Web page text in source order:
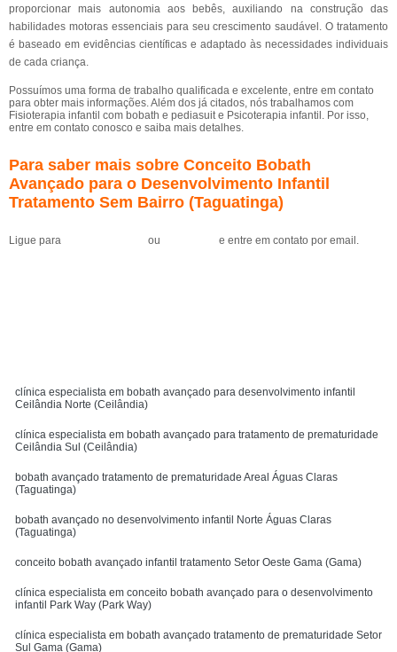
proporcionar mais autonomia aos bebês, auxiliando na construção das
habilidades motoras essenciais para seu crescimento saudável. O tratamento
é baseado em evidências científicas e adaptado às necessidades individuais
de cada criança.
Possuímos uma forma de trabalho qualificada e excelente, entre em contato
para obter mais informações. Além dos já citados, nós trabalhamos com
Fisioterapia infantil com bobath e pediasuit e Psicoterapia infantil. Por isso,
entre em contato conosco e saiba mais detalhes.
Para saber mais sobre Conceito Bobath
Avançado para o Desenvolvimento Infantil
Tratamento Sem Bairro (Taguatinga)
Ligue para ou e entre em contato por email.
clínica especialista em bobath avançado para desenvolvimento infantil
Ceilândia Norte (Ceilândia)
clínica especialista em bobath avançado para tratamento de prematuridade
Ceilândia Sul (Ceilândia)
bobath avançado tratamento de prematuridade Areal Águas Claras
(Taguatinga)
bobath avançado no desenvolvimento infantil Norte Águas Claras
(Taguatinga)
conceito bobath avançado infantil tratamento Setor Oeste Gama (Gama)
clínica especialista em conceito bobath avançado para o desenvolvimento
infantil Park Way (Park Way)
clínica especialista em bobath avançado tratamento de prematuridade Setor
Sul Gama (Gama)